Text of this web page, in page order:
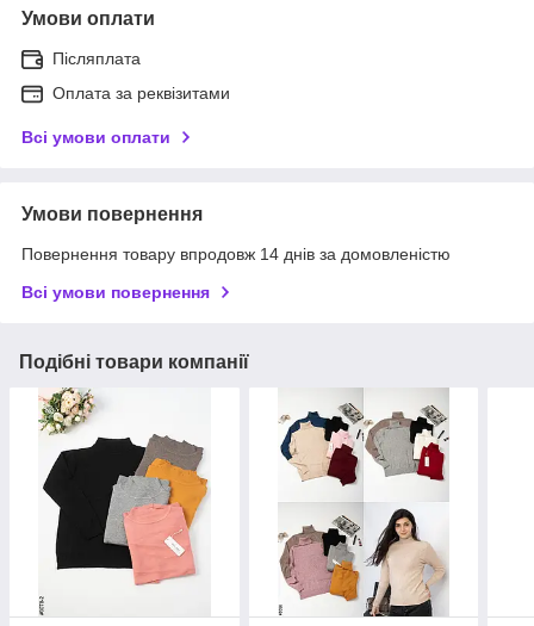
Умови оплати
Післяплата
Оплата за реквізитами
Всі умови оплати
Умови повернення
Повернення товару впродовж 14 днів за домовленістю
Всі умови повернення
Подібні товари компанії